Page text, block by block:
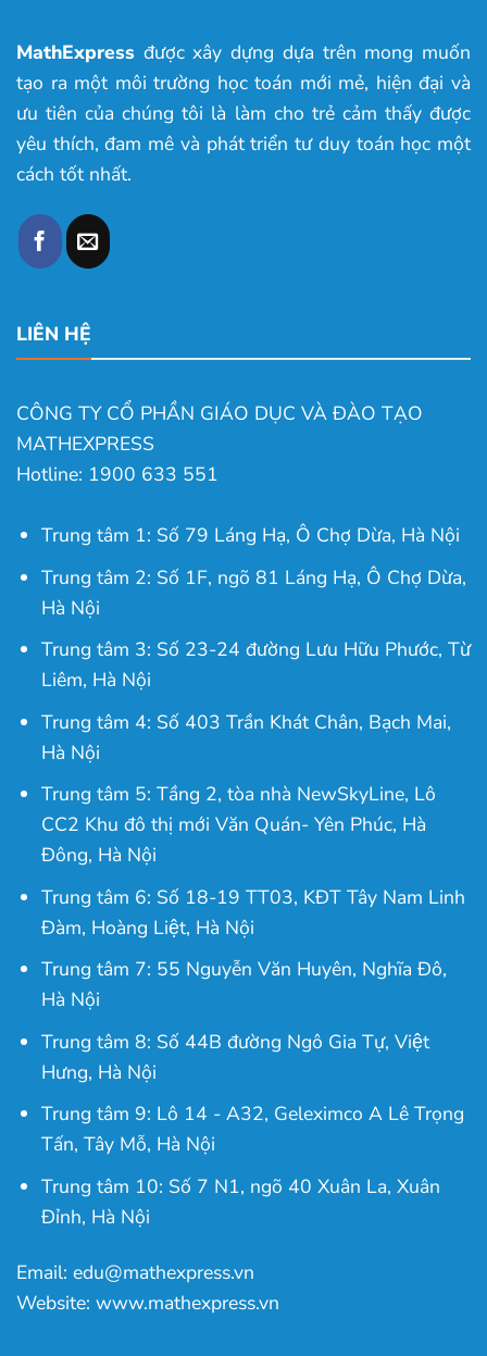
MathExpress được xây dựng dựa trên mong muốn
tạo ra một môi trường học toán mới mẻ, hiện đại và
ưu tiên của chúng tôi là làm cho trẻ cảm thấy được
yêu thích, đam mê và phát triển tư duy toán học một
cách tốt nhất.
LIÊN HỆ
CÔNG TY CỔ PHẦN GIÁO DỤC VÀ ĐÀO TẠO
MATHEXPRESS
Hotline: 1900 633 551
Trung tâm 1: Số 79 Láng Hạ, Ô Chợ Dừa, Hà Nội
Trung tâm 2: Số 1F, ngõ 81 Láng Hạ, Ô Chợ Dừa,
Hà Nội
Trung tâm 3: Số 23-24 đường Lưu Hữu Phước, Từ
Liêm, Hà Nội
Trung tâm 4: Số 403 Trần Khát Chân, Bạch Mai,
Hà Nội
Trung tâm 5: Tầng 2, tòa nhà NewSkyLine, Lô
CC2 Khu đô thị mới Văn Quán- Yên Phúc, Hà
Đông, Hà Nội
Trung tâm 6: Số 18-19 TT03, KĐT Tây Nam Linh
Đàm, Hoàng Liệt, Hà Nội
Trung tâm 7: 55 Nguyễn Văn Huyên, Nghĩa Đô,
Hà Nội
Trung tâm 8: Số 44B đường Ngô Gia Tự, Việt
Hưng, Hà Nội
Trung tâm 9: Lô 14 - A32, Geleximco A Lê Trọng
Tấn, Tây Mỗ, Hà Nội
Trung tâm 10: Số 7 N1, ngõ 40 Xuân La, Xuân
Đỉnh, Hà Nội
Email: edu@mathexpress.vn
Website: www.mathexpress.vn